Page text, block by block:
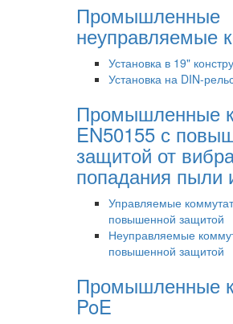
Промышленные
неуправляемые
Установка в 19"
Установка на DIN-
Промышленные
EN50155 с
защитой от
попадания пыли
Управляемые
повышенной защитой
Неуправляемые
повышенной защитой
Промышленные
PoE